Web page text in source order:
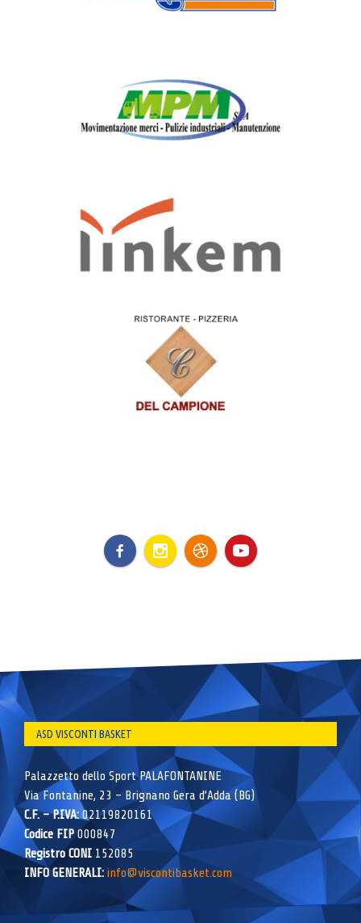
ASD VISCONTI BASKET
Palazzetto dello Sport PALAFONTANINE
Via Fontanine, 23 – Brignano Gera d’Adda (BG)
C.F. – P.IVA:02119820161
Codice FIP000847
Registro CONI 152085
INFO GENERALI: info@viscontibasket.com